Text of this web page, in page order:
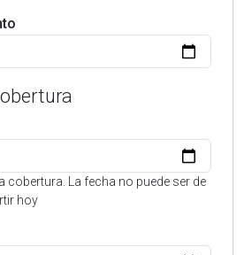
cobertura. La fecha no puede ser de
hoy